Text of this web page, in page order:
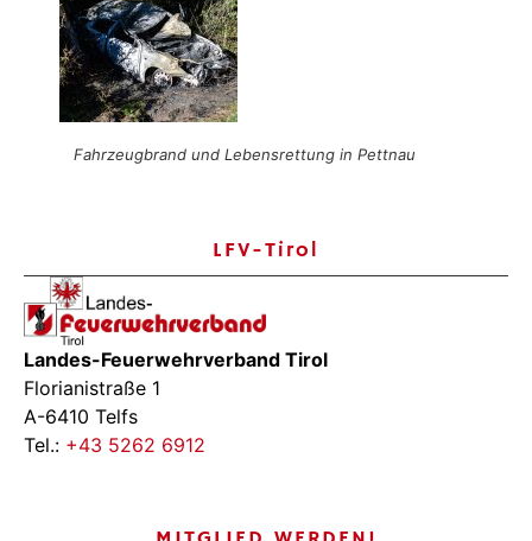
Fahrzeugbrand und Lebensrettung in Pettnau
LFV-Tirol
Landes-Feuerwehrverband Tirol
Florianistraße 1
A-6410 Telfs
Tel.: +43 5262 6912